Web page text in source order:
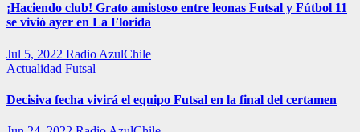
¡Haciendo club! Grato amistoso entre leonas Futsal y Fútbol 11
se vivió ayer en La Florida
Jul 5, 2022 Radio AzulChile
Actualidad Futsal
Decisiva fecha vivirá el equipo Futsal en la final del certamen